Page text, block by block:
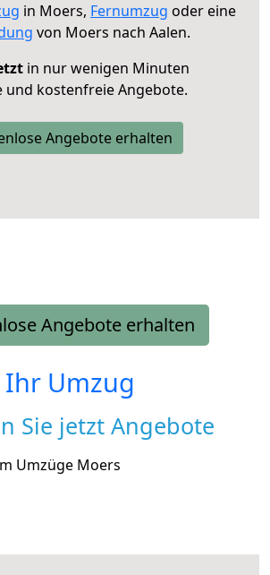
in Moers, Fernumzug oder eine
von Moers nach Aalen.
in nur wenigen Minuten
und kostenfreie Angebote.
Angebote erhalten
Angebote erhalten
Ihr Umzug
Sie jetzt Angebote